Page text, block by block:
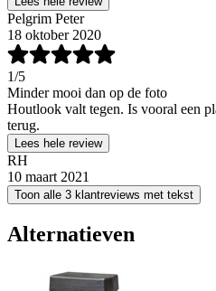
Pelgrim Peter
18 oktober 2020
1/5
Minder mooi dan op de foto
Houtlook valt tegen. Is vooral een
terug.
Lees hele review
RH
10 maart 2021
Toon alle 3 klantreviews met tekst
Alternatieven